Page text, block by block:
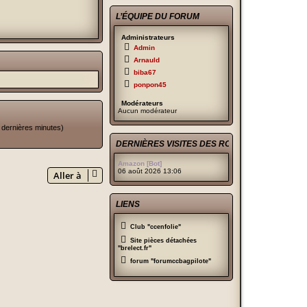
minutes)
Aller à
L’ÉQUIPE DU FORUM
Administrateurs
Admin
Arnauld
biba67
ponpon45
Modérateurs
Aucun modérateur
DERNIÈRES VISITES DES ROBOTS
Amazon [Bot]
06 août 2026 13:06
LIENS
Club "ccenfolie"
Site pièces détachées
"brelect.fr"
forum "forumccbagpilote"